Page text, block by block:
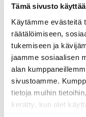
Tämä sivusto
Käytämme evästeitä
räätälöimiseen,
tukemiseen ja
jaamme sosiaalisen
alan
sivustoamme.
tietoja muihin
kerätty, kun olet
hallinnon aikana
oikeuden sittemmin
Kuitenkin vain 5,5
hyödyntää tätä
vielä osaa sanoa,
”Tullikulujen
sekä
epävarmuus muiden